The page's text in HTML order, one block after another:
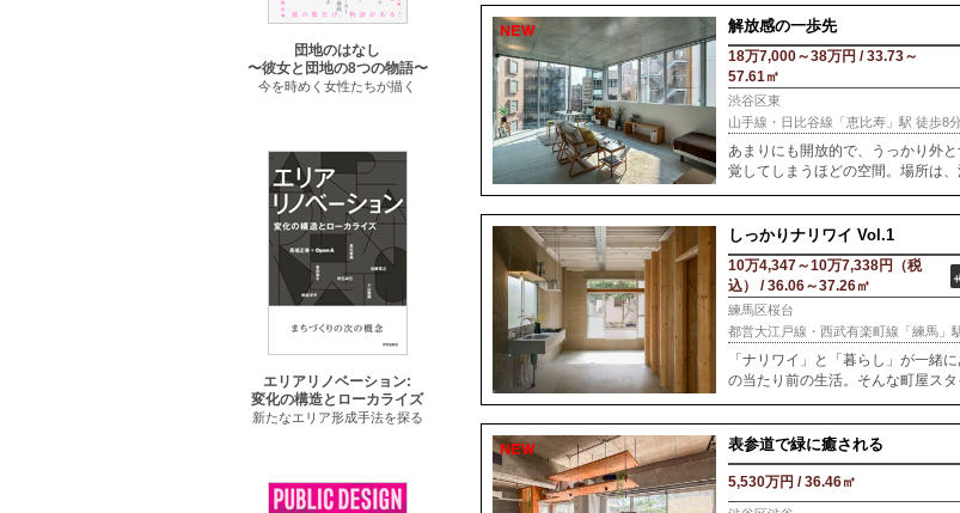
解放感の一歩先
18万7,000～38万円 / 33.73～
57.61㎡
渋谷区東
山手線・日比谷線「恵比寿」駅 徒歩8
あまりにも開放的で、うっかり外
覚してしまうほどの空間。場所は
うど真ん中あたり。建築家の長谷
と、今年7月に竣工したばかりの新
一しっかりナリワイ Vol.1
10万4,347～10万7,338円（税
込） / 36.06～37.26㎡
練馬区桜台
都営大江戸線・西武有楽町線「練馬」
「ナリワイ」と「暮らし」が一緒
の当たり前の生活。そんな町屋ス
ト。顔を合わせて話をする機会が
代に、新しく住む人と元から住ん
化、
表参道で緑に癒される
5,530万円 / 36.46㎡
団地のはなし
〜彼女と団地の8つの物語〜
今を時めく女性たちが描く
エリアリノベーション:
変化の構造とローカライズ
新たなエリア形成手法を探る